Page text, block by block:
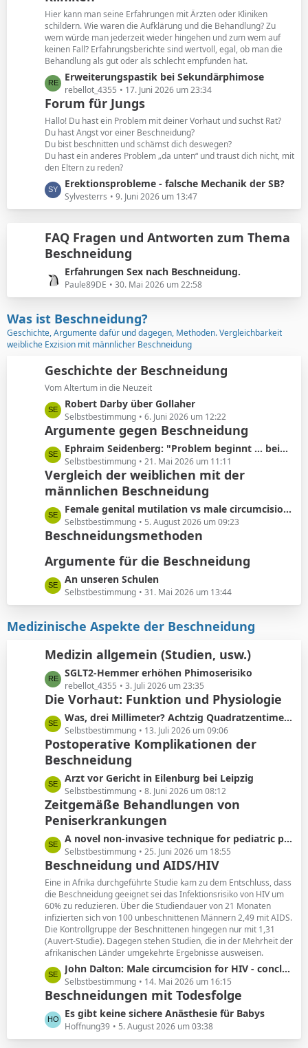
e
t
e
B
e
i
t
r
ä
g
e
Hier kann man seine Erfahrungen mit Ärzten oder Kliniken
schildern. Wie waren die Aufklärung und die Behandlung? Zu
wem würde man jederzeit wieder hingehen und zum wem auf
keinen Fall? Erfahrungsberichte sind wertvoll, egal, ob man die
Behandlung als gut oder als schlecht empfunden hat.
L
e
t
z
t
e
B
e
i
t
g
e
Erweiterungspastik bei Sekundärphimose
rebellot_4355 17. Juni 2026 um 23:34
Forum für Jungs
Hallo! Du hast ein Problem mit deiner Vorhaut und suchst Rat?
Du hast Angst vor einer Beschneidung?
Du bist beschnitten und schämst dich deswegen?
Du hast ein anderes Problem „da unten“ und traust dich nicht, mit
den Eltern zu reden?
L
e
t
t
e
e
r
ä
g
Erektionsprobleme - falsche Mechanik der SB?
Sylvesterrs 9. Juni 2026 um 13:47
FAQ Fragen und Antworten zum Thema
Beschneidung
L
e
t
z
t
e
e
i
t
r
ä
g
e
Erfahrungen Sex nach Beschneidung.
Paule89DE 30. Mai 2026 um 22:58
Was ist Beschneidung?
Geschichte, Argumente dafür und dagegen, Methoden. Vergleichbarkeit
weibliche Exzision mit männlicher Beschneidung
Geschichte der Beschneidung
Vom Altertum in die Neuzeit
L
e
t
z
t
e
B
e
i
r
ä
g
e
Robert Darby über Gollaher
Selbstbestimmung 6. Juni 2026 um 12:22
Argumente gegen Beschneidung
L
e
t
z
e
B
e
i
r
e
Ephraim Seidenberg: "Problem beginnt ... beim Abschneiden der Vorhaut"
Selbstbestimmung 21. Mai 2026 um 11:11
Vergleich der weiblichen mit der
männlichen Beschneidung
L
e
t
t
e
B
e
i
t
ä
g
e
Female genital mutilation vs male circumcision: Understanding the differences
Selbstbestimmung 5. August 2026 um 09:23
Beschneidungsmethoden
Argumente für die Beschneidung
L
e
t
z
t
e
B
e
i
t
r
ä
g
e
An unseren Schulen
Selbstbestimmung 31. Mai 2026 um 13:44
Medizinische Aspekte der Beschneidung
Medizin allgemein (Studien, usw.)
L
e
t
z
t
e
B
e
i
r
ä
g
e
SGLT2-Hemmer erhöhen Phimoserisiko
rebellot_4355 3. Juli 2026 um 23:35
Die Vorhaut: Funktion und Physiologie
L
e
t
z
e
B
e
i
t
r
ä
g
e
Was, drei Millimeter? Achtzig Quadratzentimeter!
Selbstbestimmung 13. Juli 2026 um 09:06
Postoperative Komplikationen der
Beschneidung
L
e
t
z
e
B
e
i
t
r
ä
g
e
Arzt vor Gericht in Eilenburg bei Leipzig
Selbstbestimmung 8. Juni 2026 um 08:12
Zeitgemäße Behandlungen von
Peniserkrankungen
L
e
t
z
t
e
B
e
i
r
ä
g
e
A novel non-invasive technique for pediatric phimosis treatment
Selbstbestimmung 25. Juni 2026 um 18:55
Beschneidung und AIDS/HIV
Eine in Afrika durchgeführte Studie kam zu dem Entschluss, dass
die Beschneidung geeignet sei das Infektionsrisiko von HIV um
60% zu reduzieren. Über die Studiendauer von 21 Monaten
infizierten sich von 100 unbeschnittenen Männern 2,49 mit AIDS.
Die Kontrollgruppe der Beschnittenen hingegen nur mit 1,31
(Auvert-Studie). Dagegen stehen Studien, die in der Mehrheit der
afrikanischen Länder umgekehrte Ergebnisse ausweisen.
L
e
t
z
t
e
John Dalton: Male circumcision for HIV - conclusions sensitive to assumptions
Selbstbestimmung 14. Mai 2026 um 16:15
Beschneidungen mit Todesfolge
L
e
t
Es gibt keine sichere Anästhesie für Babys
Hoffnung39 5. August 2026 um 03:38